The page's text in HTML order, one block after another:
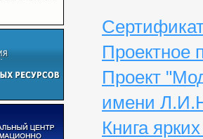
Проектное
Проект
имени
Книга